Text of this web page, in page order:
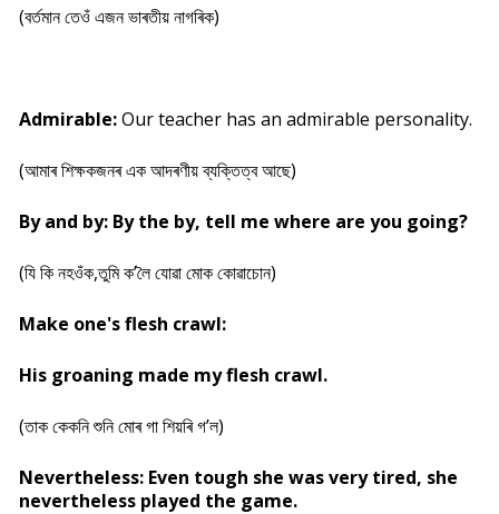
(বৰ্তমান তেওঁ এজন ভাৰতীয় নাগৰিক)
Admirable:Our teacher has an admirable personality.
(আমাৰ শিক্ষকজনৰ এক আদৰণীয় ব্যক্তিত্ব আছে)
By and by: By the by, tell me where are you going?
(যি কি নহওঁক,তুমি ক’লৈ যোৱা মোক কোৱাচোন)
Make one's flesh crawl:
His groaning made my flesh crawl.
(তাক কেকনি শুনি মোৰ গা শিয়ৰি গ’ল)
Nevertheless: Even tough she was very tired, she
nevertheless played the game.